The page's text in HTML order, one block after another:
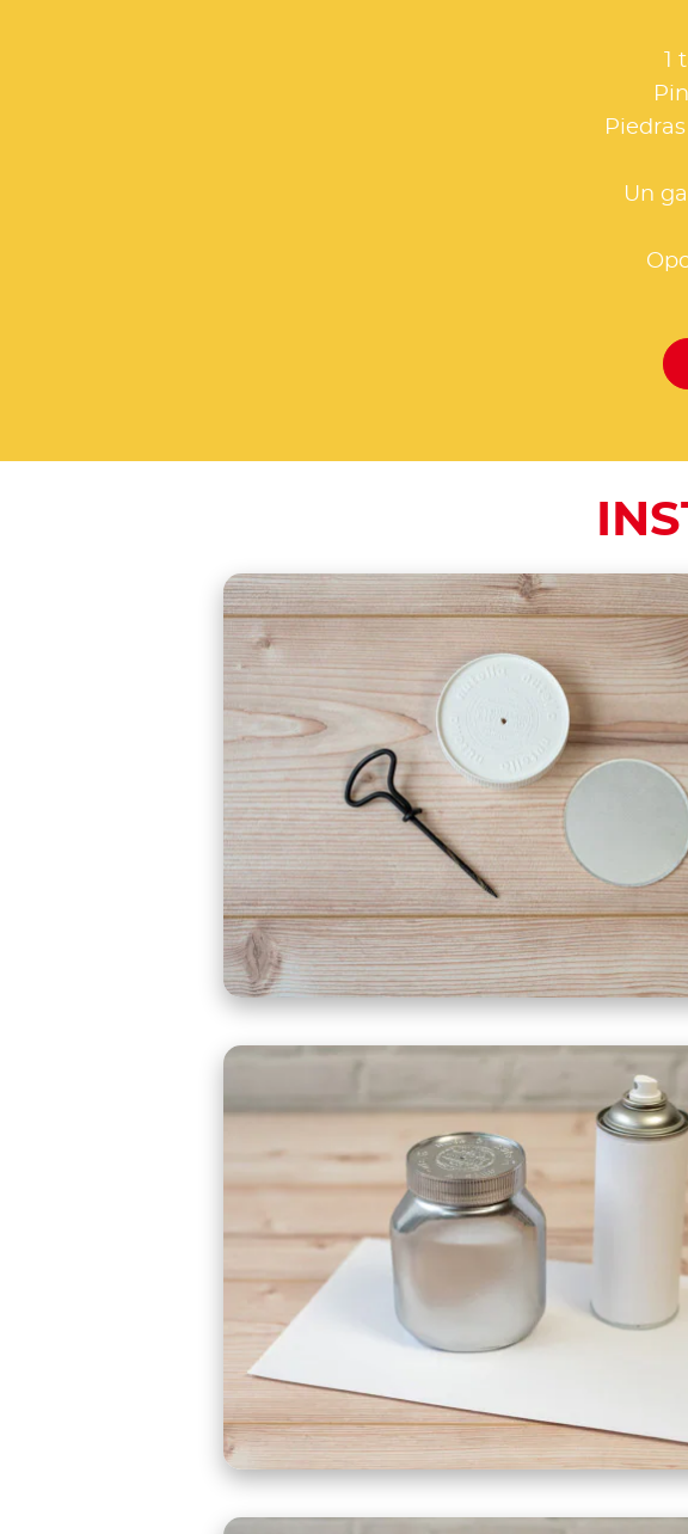
Un